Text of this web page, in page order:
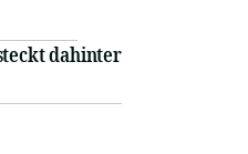
dahinter